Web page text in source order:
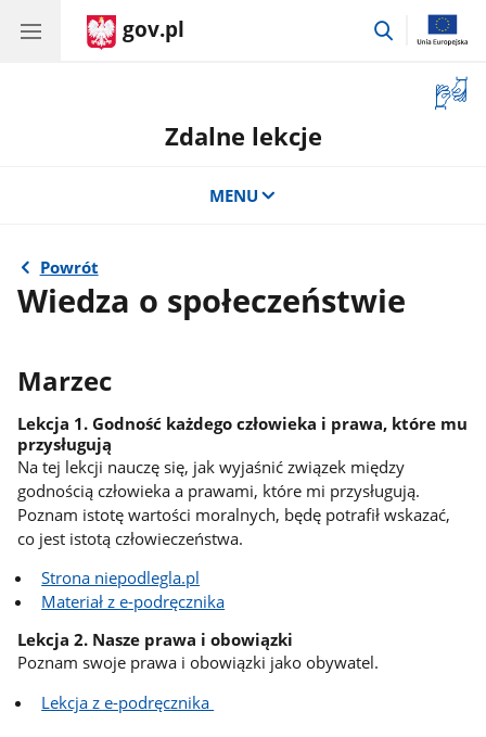
gov.pl
przejdź
okno
Zdalne lekcje
MENU
Powrót
Wiedza o społeczeństwie
Marzec
Lekcja 1. Godność każdego człowieka i prawa, które mu
przysługują
Na tej lekcji nauczę się, jak wyjaśnić związek między
godnością człowieka a prawami, które mi przysługują.
Poznam istotę wartości moralnych, będę potrafił wskazać,
co jest istotą człowieczeństwa.
Strona niepodlegla.pl
Materiał z e-podręcznika
Lekcja 2. Nasze prawa i obowiązki
Poznam swoje prawa i obowiązki jako obywatel.
Lekcja z e-podręcznika